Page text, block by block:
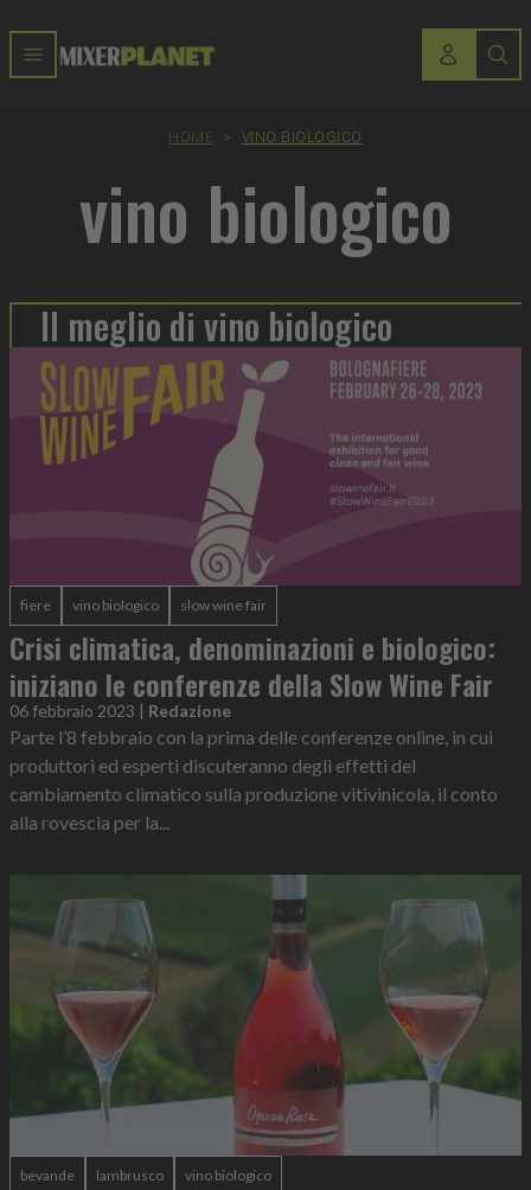
HOME > VINO BIOLOGICO
vino biologico
Il meglio di vino biologico
fiere vino biologico slow wine fair
Crisi climatica, denominazioni e biologico:
iniziano le conferenze della Slow Wine Fair
06 febbraio 2023 | Redazione
Parte l’8 febbraio con la prima delle conferenze online, in cui
produttori ed esperti discuteranno degli effetti del
cambiamento climatico sulla produzione vitivinicola, il conto
alla rovescia per la...
bevande lambrusco vino biologico